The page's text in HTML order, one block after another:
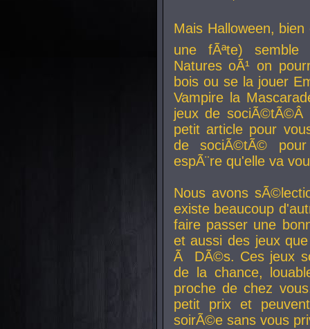
Mais Halloween, bien
une fÃªte) semble
Natures oÃ¹ on
bois ou se la jouer
Vampire la
jeux de
petit article pour
de sociÃ©tÃ©
espÃ¨re qu'elle va
Nous avons
existe beaucoup
faire passer une
et aussi des jeux
Ã DÃ©s. Ces jeux
de la chance,
proche de chez
petit prix et
soirÃ©e sans vous